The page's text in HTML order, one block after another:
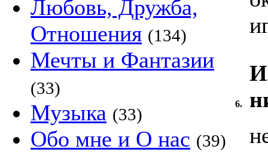
Любовь, Дружба,
Отношения (134)
Мечты и Фантазии
(33)
Музыка (33)
Обо мне и О нас (39)
6.